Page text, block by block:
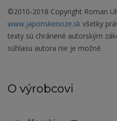
©2010-2018 Copyright Roman
www.japonskenoze.sk všetky
texty sú chránené autorským
súhlasu autora nie je možné.
O výrobcovi